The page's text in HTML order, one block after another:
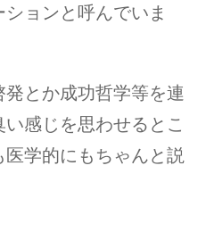
ョンと呼んでいま
とか成功哲学等を連
感じを思わせるとこ
学的にもちゃんと説